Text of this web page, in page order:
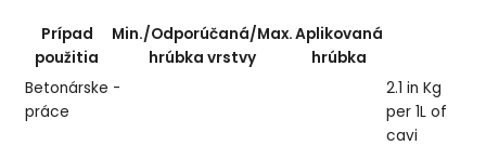
Prípad
použitia
Min./Odporúčaná/Max.
hrúbka vrstvy
Aplikovaná
hrúbka
Betonárske
práce
-
2.1 in Kg
per 1L of
cavi